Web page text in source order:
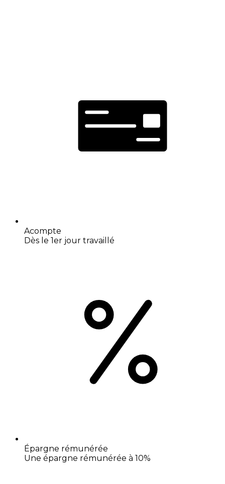
Acompte
Dès le 1er jour travaillé
Épargne rémunérée
Une épargne rémunérée à 10%